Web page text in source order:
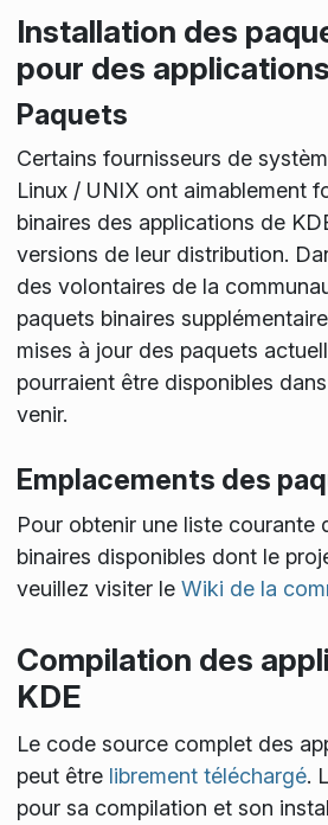
Installation des
pour des
Paquets
Certains fournisseurs de
Linux / UNIX ont aimablement
binaires des applications de
versions de leur distribution.
des volontaires de la
paquets binaires
mises à jour des paquets
pourraient être disponibles
venir.
Emplacements des
Pour obtenir une liste courante
binaires disponibles dont le
veuillez visiter le Wiki de la
Compilation des
KDE
Le code source complet des
peut être librement téléchargé.
pour sa compilation et son